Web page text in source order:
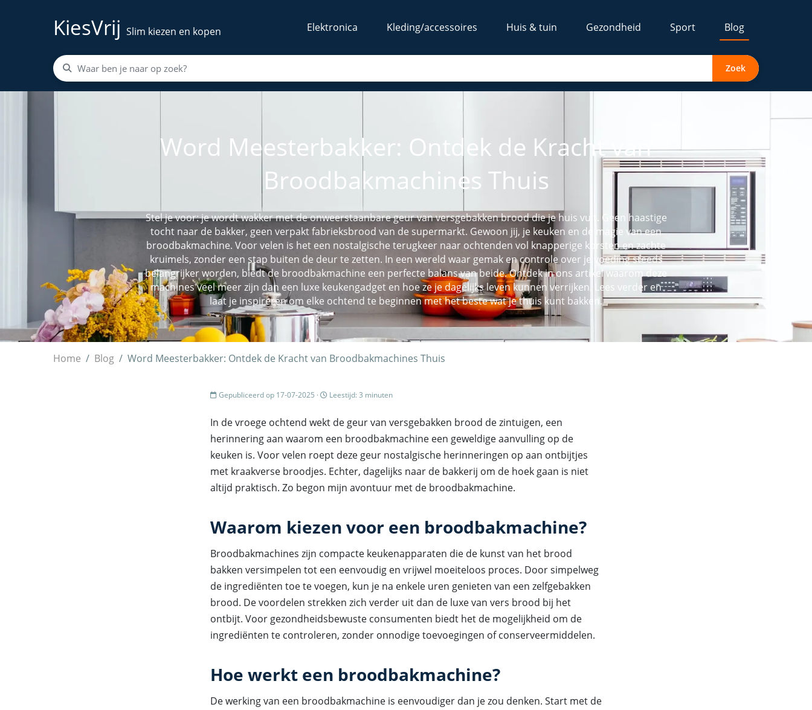
KiesVrij Slim kiezen en kopen Elektronica Kleding/accessoires Huis & tuin Gezondheid Sport Blog
Zoek
Word Meesterbakker: Ontdek de Kracht van
Broodbakmachines Thuis
Stel je voor: je wordt wakker met de onweerstaanbare geur van versgebakken brood die je huis vult. Geen haastige
tocht naar de bakker, geen verpakt fabrieksbrood van de supermarkt. Gewoon jij, je keuken en de magie van een
broodbakmachine. Voor velen is het een nostalgische terugkeer naar ochtenden vol knapperige korsten en zachte
kruimels, zonder een stap buiten de deur te zetten. In een wereld waar gemak en controle over je voeding steeds
belangrijker worden, biedt de broodbakmachine een perfecte balans van beide. Ontdek in ons artikel waarom deze
machines veel meer zijn dan een luxe keukengadget en hoe ze je dagelijks leven kunnen verrijken. Lees verder en
laat je inspireren om elke ochtend te beginnen met het beste wat je thuis kunt bakken.
Home Blog Word Meesterbakker: Ontdek de Kracht van Broodbakmachines Thuis
Gepubliceerd op 17-07-2025 · Leestijd: 3 minuten
In de vroege ochtend wekt de geur van versgebakken brood de zintuigen, een
herinnering aan waarom een broodbakmachine een geweldige aanvulling op de
keuken is. Voor velen roept deze geur nostalgische herinneringen op aan ontbijtjes
met kraakverse broodjes. Echter, dagelijks naar de bakkerij om de hoek gaan is niet
altijd praktisch. Zo begon mijn avontuur met de broodbakmachine.
Waarom kiezen voor een broodbakmachine?
Broodbakmachines zijn compacte keukenapparaten die de kunst van het brood
bakken versimpelen tot een eenvoudig en vrijwel moeiteloos proces. Door simpelweg
de ingrediënten toe te voegen, kun je na enkele uren genieten van een zelfgebakken
brood. De voordelen strekken zich verder uit dan de luxe van vers brood bij het
ontbijt. Voor gezondheidsbewuste consumenten biedt het de mogelijkheid om de
ingrediënten te controleren, zonder onnodige toevoegingen of conserveermiddelen.
Hoe werkt een broodbakmachine?
De werking van een broodbakmachine is eenvoudiger dan je zou denken. Start met de